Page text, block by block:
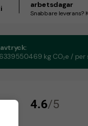
arbetsdagar
Snabbare leverans?
kg CO₂e / per